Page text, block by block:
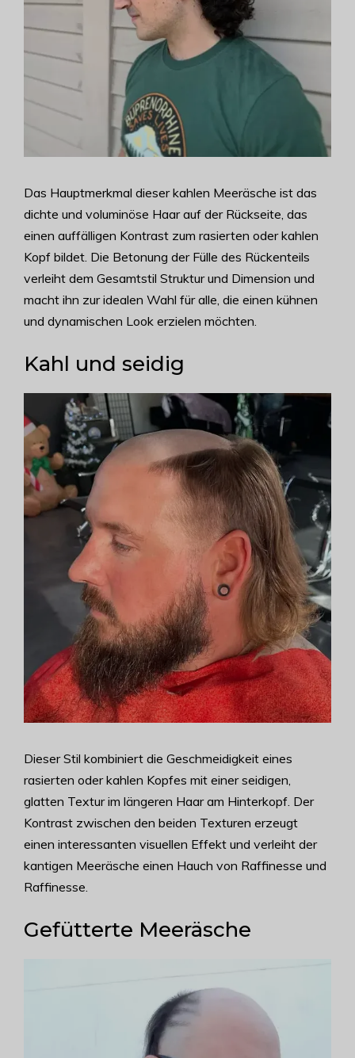
Das Hauptmerkmal dieser kahlen Meeräsche ist das
dichte und voluminöse Haar auf der Rückseite, das
einen auffälligen Kontrast zum rasierten oder kahlen
Kopf bildet. Die Betonung der Fülle des Rückenteils
verleiht dem Gesamtstil Struktur und Dimension und
macht ihn zur idealen Wahl für alle, die einen kühnen
und dynamischen Look erzielen möchten.
Kahl und seidig
Dieser Stil kombiniert die Geschmeidigkeit eines
rasierten oder kahlen Kopfes mit einer seidigen,
glatten Textur im längeren Haar am Hinterkopf. Der
Kontrast zwischen den beiden Texturen erzeugt
einen interessanten visuellen Effekt und verleiht der
kantigen Meeräsche einen Hauch von Raffinesse und
Raffinesse.
Gefütterte Meeräsche